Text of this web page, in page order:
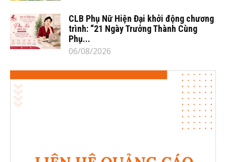
CLB Phụ Nữ Hiện Đại khởi động chương
trình: “21 Ngày Trưởng Thành Cùng
Phụ...
06/08/2026